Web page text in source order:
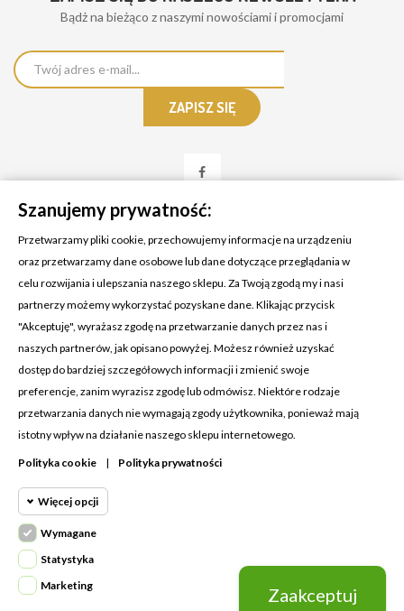
Bądż na bieżąco z naszymi nowościami i promocjami
KONTAKT Z NAMI
Adres:
Cosmetic4car
Budzisz 73A
39-200 Dębica
Dominik:
Klaudia: +48 730634730
MOJE KONTO
PRODUKTY
NASZA FIRMA
Szanujemy prywatność:
Przetwarzamy pliki cookie, przechowujemy informacje na urządzeniu
oraz przetwarzamy dane osobowe lub dane dotyczące przeglądania w
celu rozwijania i ulepszania naszego sklepu. Za Twoją zgodą my i nasi
partnerzy możemy wykorzystać pozyskane dane. Klikając przycisk
"Akceptuję", wyrażasz zgodę na przetwarzanie danych przez nas i
naszych partnerów, jak opisano powyżej. Możesz również uzyskać
dostęp do bardziej szczegółowych informacji i zmienić swoje
preferencje, zanim wyrazisz zgodę lub odmówisz. Niektóre rodzaje
przetwarzania danych nie wymagają zgody użytkownika, ponieważ mają
istotny wpływ na działanie naszego sklepu internetowego.
Polityka cookie | Polityka prywatności
Więcej opcji
Wymagane
Wymagane pliki cookie oraz cookie
HttpOnly. Pliki cookie wymagane do
Cookie
Wymagane
Statystyka
Marketing
Zaakceptuj